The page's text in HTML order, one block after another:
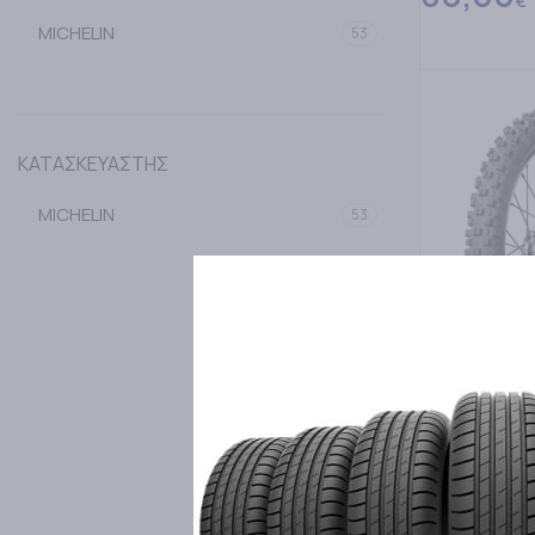
MICHELIN 53
ΚΑΤΑΣΚΕΥΑΣΤΗΣ
MICHELIN 53
MICHELIN
110/90-19
ΕΛΑΣΤΙΚΑ